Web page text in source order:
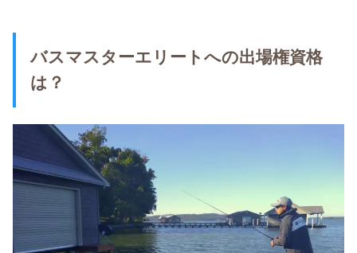
バスマスターエリートへの出場権資格
は？